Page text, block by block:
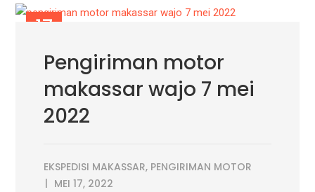
17
Pengiriman motor
makassar wajo 7 mei
2022
EKSPEDISI MAKASSAR, PENGIRIMAN MOTOR
MEI 17, 2022